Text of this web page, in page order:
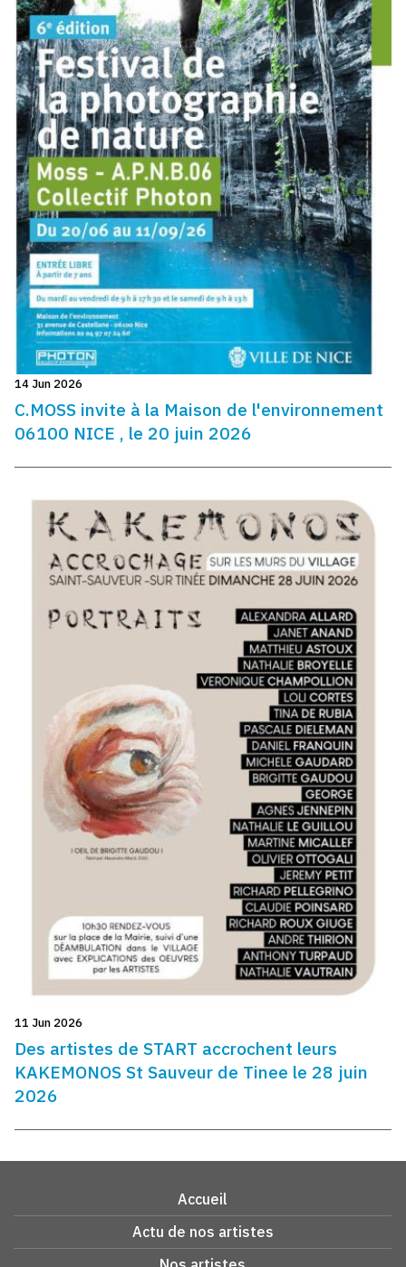
14 Jun 2026
C.MOSS invite à la Maison de l'environnement
06100 NICE , le 20 juin 2026
11 Jun 2026
Des artistes de START accrochent leurs
KAKEMONOS St Sauveur de Tinee le 28 juin
2026
Accueil
Actu de nos artistes